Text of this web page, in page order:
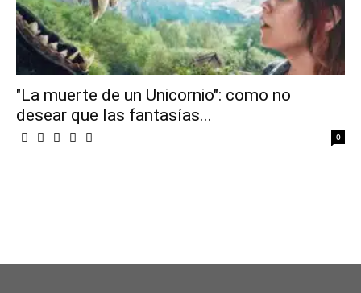
"La muerte de un Unicornio": como no
desear que las fantasías...
0